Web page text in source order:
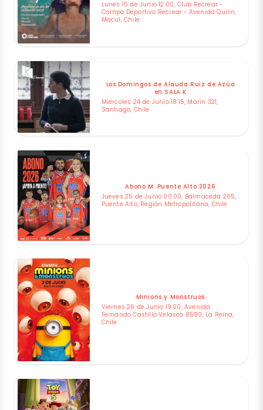
Lunes 15 de Junio 12:00, Club Recrear -
Campo Deportivo Recrear - Avenida Quilin,
Macul, Chile
Los Domingos de Alauda Ruiz de Azúa
en SALA K
Miércoles 24 de Junio 18:15, Marín 321,
Santiago, Chile
Abono M. Puente Alto 2026
Jueves 25 de Junio 00:00, Balmaceda 265,
Puente Alto, Región Metropolitana, Chile
Minions y Monstruos
Viernes 26 de Junio 19:00, Avenida
Fernando Castillo Velasco 8580, La Reina,
Chile